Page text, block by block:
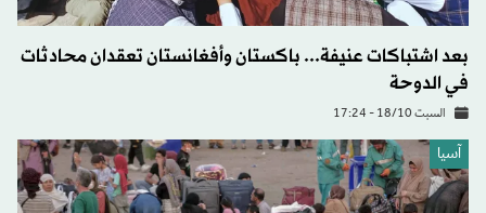
بعد اشتباكات عنيفة... باكستان وأفغانستان تعقدان محادثات
في الدوحة
السبت 18/10 - 17:24
آسيا